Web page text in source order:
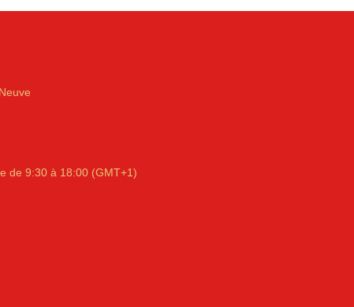
de 9:30 à 18:00 (GMT+1)